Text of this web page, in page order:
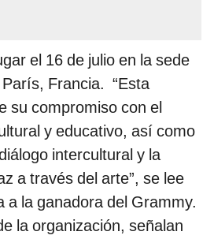
el 16 de julio en la sede
Francia. “Esta
su compromiso con el
y educativo, así como
intercultural y la
a través del arte”, se lee
a la ganadora del Grammy.
la organización, señalan